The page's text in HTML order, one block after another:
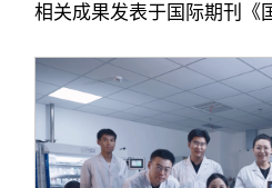
相关成果发表于国际期刊《